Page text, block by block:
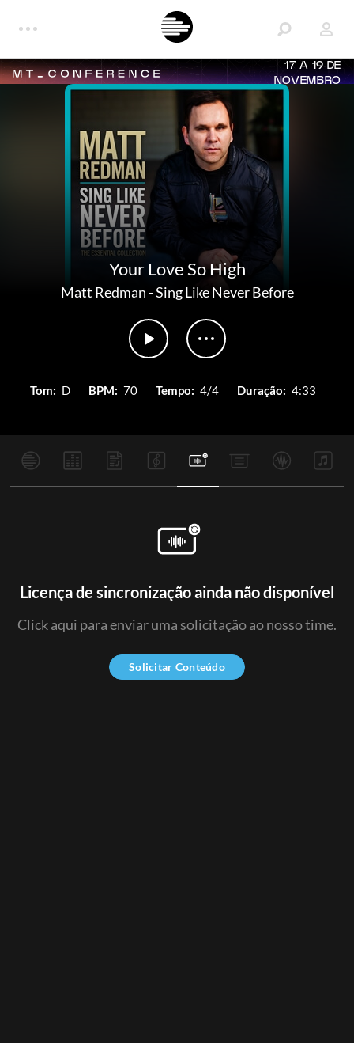
17 A 19 DE
NOVEMBRO
Your Love So High
Matt Redman-Sing Like Never Before
Tom: D BPM: 70 Tempo: 4/4 Duração: 4:33
Licença de sincronização ainda não disponível
Click aqui para enviar uma solicitação ao nosso time.
Solicitar Conteúdo